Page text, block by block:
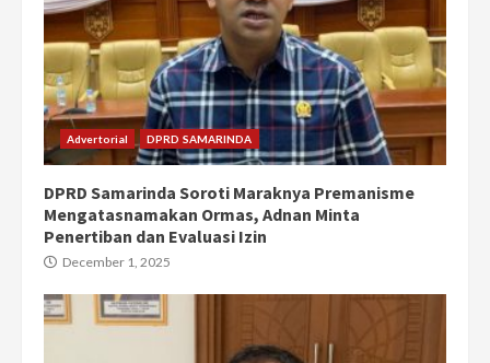
Advertorial DPRD SAMARINDA
DPRD Samarinda Soroti Maraknya Premanisme
Mengatasnamakan Ormas, Adnan Minta
Penertiban dan Evaluasi Izin
December 1, 2025